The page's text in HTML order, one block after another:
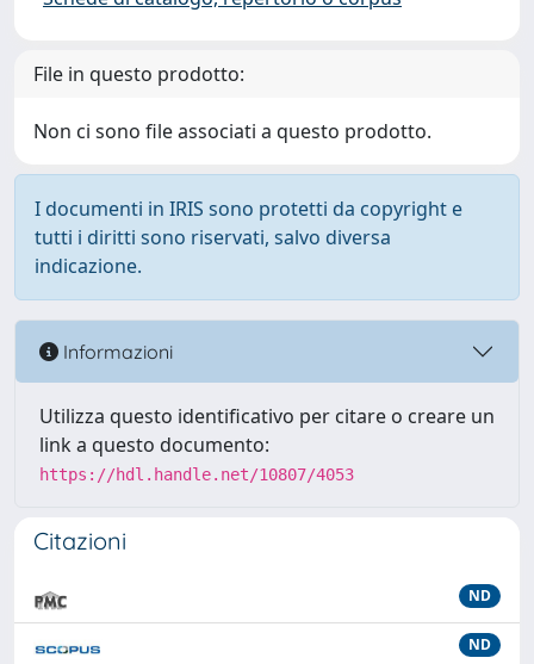
File in questo prodotto:
Non ci sono file associati a questo prodotto.
I documenti in IRIS sono protetti da copyright e
tutti i diritti sono riservati, salvo diversa
indicazione.
Informazioni
Utilizza questo identificativo per citare o creare un
link a questo documento:
https://hdl.handle.net/10807/4053
Citazioni
ND
ND